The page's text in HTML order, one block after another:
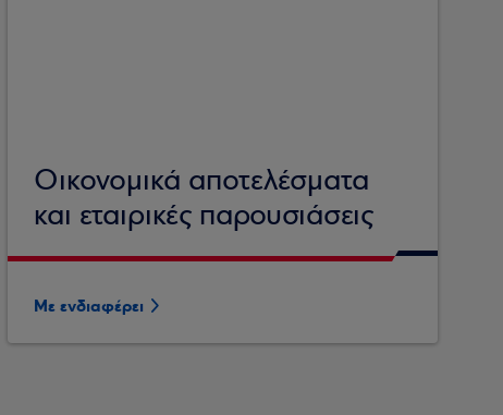
Οικονομικά αποτελέσματα
και εταιρικές παρουσιάσεις
Με ενδιαφέρει